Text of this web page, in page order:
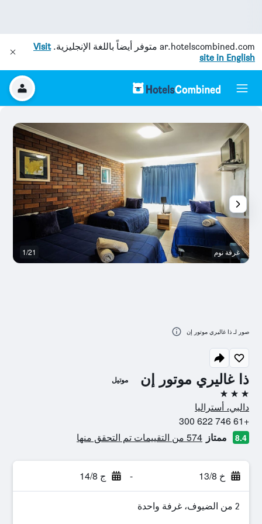
ar.hotelscombined.com متوفر أيضاً باللغة الإنجليزية.Visit
site in English
ذا غاليري موتور إن موتيل
3 نجوم
دالبي، أستراليا
+61 746 622 300
8.4 ممتاز 574 من التقييمات تم التحقق منها
خ 13/8 - ج 14/8
2 من الضيوف، غرفة واحدة
غرفة نوم 1/21
صور لـ ذا غاليري موتور إن